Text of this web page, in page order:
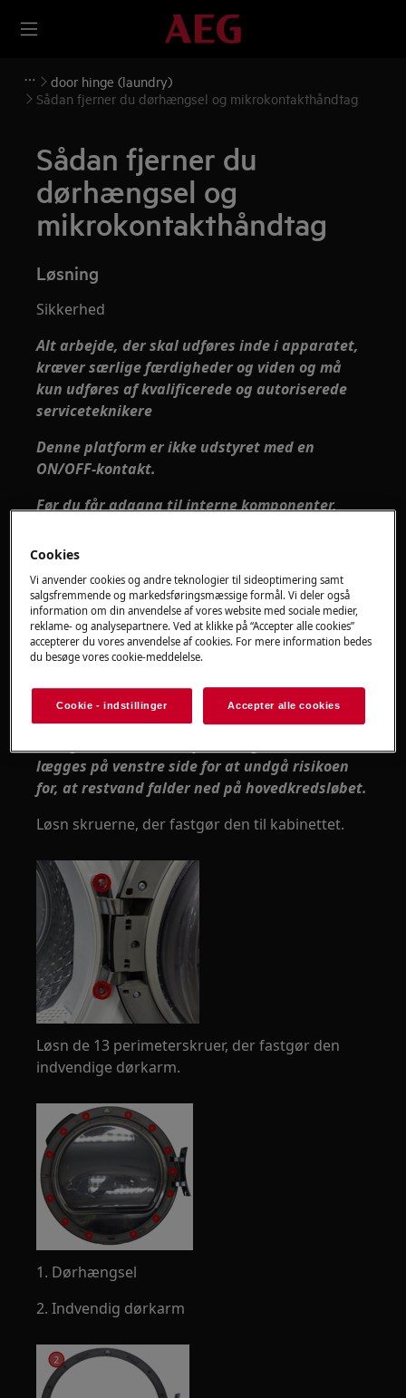
door hinge (laundry)
Sådan fjerner du dørhængsel og mikrokontakthåndtag
Sådan fjerner du
dørhængsel og
mikrokontakthåndtag
Løsning
Sikkerhed
Alt arbejde, der skal udføres inde i apparatet,
kræver særlige færdigheder og viden og må
kun udføres af kvalificerede og autoriserede
serviceteknikere
Denne platform er ikke udstyret med en
ON/OFF-kontakt.
Før du får adgang til interne komponenter,
afbryde strømforsyningen.
Nogle af komponenterne i den mekaniske del
kan forårsage skader, så brug passende
beskyttelse og fortsæt med forsigtighed.
Tøm altid apparatet for alt vandet, før det
lægges på siden.
Hvis apparatet skal lægges på siden af
lægges på venstre side for at undgå risikoen
for, at restvand falder ned på hovedkredsløbet.
Løsn skruerne, der fastgør den til kabinettet.
Løsn de 13 perimeterskruer, der fastgør den
indvendige dørkarm.
1. Dørhængsel
2. Indvendig dørkarm
Cookies
Vi anvender cookies og andre teknologier til sideoptimering samt
salgsfremmende og markedsføringsmæssige formål. Vi deler også
information om din anvendelse af vores website med sociale medier,
reklame- og analysepartnere. Ved at klikke på “Accepter alle cookies”
accepterer du vores anvendelse af cookies. For mere information bedes
du besøge vores cookie-meddelelse.
Cookie - indstillinger Accepter alle cookies